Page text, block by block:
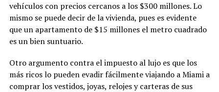
vehículos con precios cercanos a los $300 millones. Lo
mismo se puede decir de la vivienda, pues es evidente
que un apartamento de $15 millones el metro cuadrado
es un bien suntuario.
Otro argumento contra el impuesto al lujo es que los
más ricos lo pueden evadir fácilmente viajando a Miami a
comprar los vestidos, joyas, relojes y carteras de sus